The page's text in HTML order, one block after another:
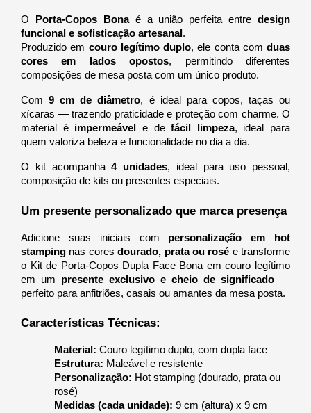
O Porta-Copos Bona é a união perfeita entre design
funcional e sofisticação artesanal .
Produzido em couro legítimo duplo, ele conta com duas
cores em lados opostos, permitindo diferentes
composições de mesa posta com um único produto.
Com 9 cm de diâmetro, é ideal para copos, taças ou
xícaras — trazendo praticidade e proteção com charme. O
material é impermeável e de fácil limpeza, ideal para
quem valoriza beleza e funcionalidade no dia a dia.
O kit acompanha 4 unidades, ideal para uso pessoal,
composição de kits ou presentes especiais.
Um presente personalizado que marca presença
Adicione suas iniciais com personalização em hot
stamping nas cores dourado, prata ou rosé e transforme
o Kit de Porta-Copos Dupla Face Bona em couro legítimo
em um presente exclusivo e cheio de significado —
perfeito para anfitriões, casais ou amantes da mesa posta.
Características Técnicas:
Material: Couro legítimo duplo, com dupla face
Estrutura: Maleável e resistente
Personalização: Hot stamping (dourado, prata ou
rosé)
Medidas (cada unidade): 9 cm (altura) x 9 cm